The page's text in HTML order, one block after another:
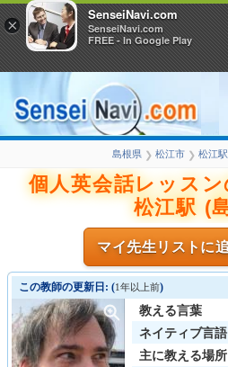
島根県 ❯ 松江市 ❯ 松江駅
個人英会話レッスン
松江駅 (
マイ先生リストに
この教師の更新日: (1年以上前)
教える言葉
ネイティブ言語
主に教える場所
×
SenseiNavi.com
SenseiNavi.com
FREE - In Google Play